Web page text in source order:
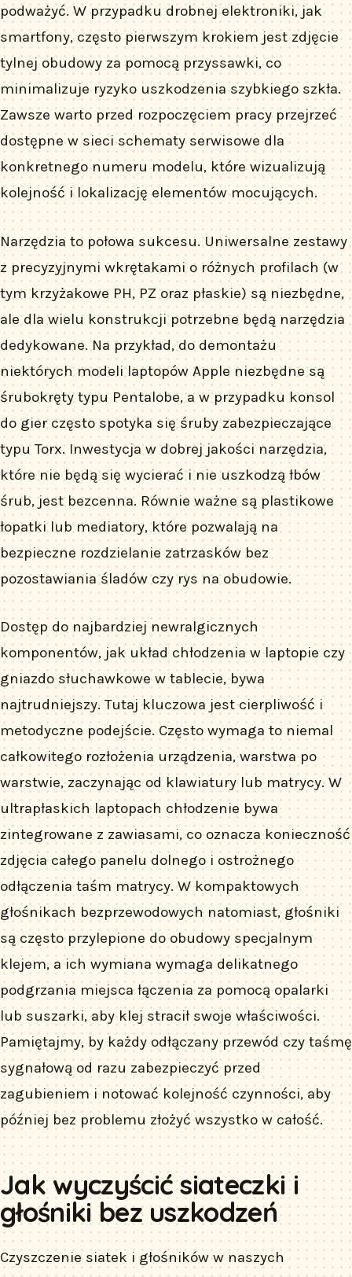
podważyć. W przypadku drobnej elektroniki, jak
smartfony, często pierwszym krokiem jest zdjęcie
tylnej obudowy za pomocą przyssawki, co
minimalizuje ryzyko uszkodzenia szybkiego szkła.
Zawsze warto przed rozpoczęciem pracy przejrzeć
dostępne w sieci schematy serwisowe dla
konkretnego numeru modelu, które wizualizują
kolejność i lokalizację elementów mocujących.
Narzędzia to połowa sukcesu. Uniwersalne zestawy
z precyzyjnymi wkrętakami o różnych profilach (w
tym krzyżakowe PH, PZ oraz płaskie) są niezbędne,
ale dla wielu konstrukcji potrzebne będą narzędzia
dedykowane. Na przykład, do demontażu
niektórych modeli laptopów Apple niezbędne są
śrubokręty typu Pentalobe, a w przypadku konsol
do gier często spotyka się śruby zabezpieczające
typu Torx. Inwestycja w dobrej jakości narzędzia,
które nie będą się wycierać i nie uszkodzą łbów
śrub, jest bezcenna. Równie ważne są plastikowe
łopatki lub mediatory, które pozwalają na
bezpieczne rozdzielanie zatrzasków bez
pozostawiania śladów czy rys na obudowie.
Dostęp do najbardziej newralgicznych
komponentów, jak układ chłodzenia w laptopie czy
gniazdo słuchawkowe w tablecie, bywa
najtrudniejszy. Tutaj kluczowa jest cierpliwość i
metodyczne podejście. Często wymaga to niemal
całkowitego rozłożenia urządzenia, warstwa po
warstwie, zaczynając od klawiatury lub matrycy. W
ultrapłaskich laptopach chłodzenie bywa
zintegrowane z zawiasami, co oznacza konieczność
zdjęcia całego panelu dolnego i ostrożnego
odłączenia taśm matrycy. W kompaktowych
głośnikach bezprzewodowych natomiast, głośniki
są często przylepione do obudowy specjalnym
klejem, a ich wymiana wymaga delikatnego
podgrzania miejsca łączenia za pomocą opalarki
lub suszarki, aby klej stracił swoje właściwości.
Pamiętajmy, by każdy odłączany przewód czy taśmę
sygnałową od razu zabezpieczyć przed
zagubieniem i notować kolejność czynności, aby
później bez problemu złożyć wszystko w całość.
Jak wyczyścić siateczki i
głośniki bez uszkodzeń
Czyszczenie siatek i głośników w naszych